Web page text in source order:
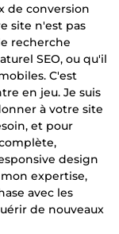
de conversion
site n'est pas
recherche
SEO, ou qu'il
C'est
en jeu. Je suis
à votre site
et pour
design
expertise,
avec les
de nouveaux